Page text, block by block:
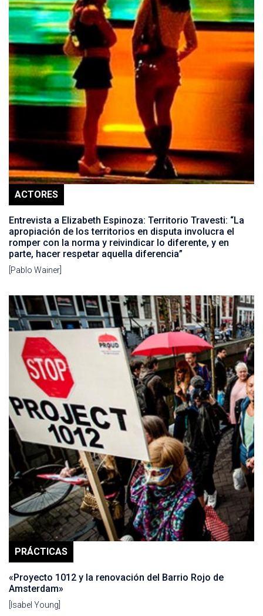
ACTORES
Entrevista a Elizabeth Espinoza: Territorio Travesti: “La
apropiación de los territorios en disputa involucra el
romper con la norma y reivindicar lo diferente, y en
parte, hacer respetar aquella diferencia”
[Pablo Wainer]
PRÁCTICAS
«Proyecto 1012 y la renovación del Barrio Rojo de
Amsterdam»
[Isabel Young]